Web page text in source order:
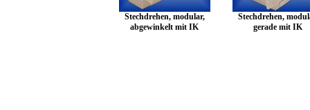
Stechdrehen, modular,
abgewinkelt mit IK
Stechdrehen,
gerade mit IK